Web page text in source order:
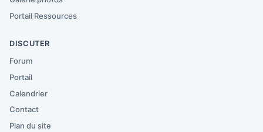
Portail Ressources
DISCUTER
Forum
Portail
Calendrier
Contact
Plan du site